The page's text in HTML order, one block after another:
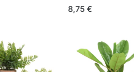
lilac | In
| Size: L12-
Color:
Sticker |
purple - lilac
EAN:
8,75 €